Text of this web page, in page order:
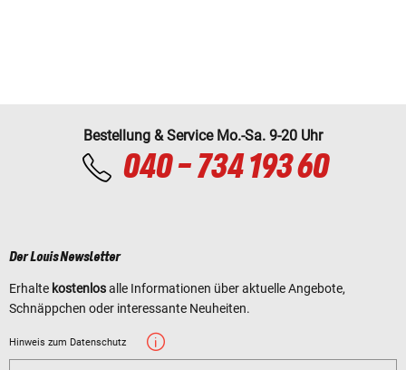
Bestellung & Service Mo.-Sa. 9-20 Uhr
040 - 734 193 60
Der Louis Newsletter
Erhalte kostenlosalle Informationen über aktuelle Angebote,
Schnäppchen oder interessante Neuheiten.
Hinweis zum Datenschutz